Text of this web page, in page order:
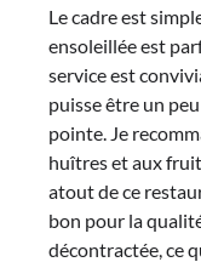
Le cadre est
ensoleillée est
service est
puisse être un
pointe. Je
huîtres et aux
atout de ce
bon pour la
décontractée, ce